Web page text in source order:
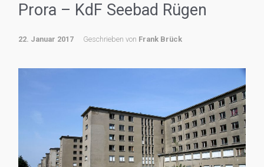
Prora – KdF Seebad Rügen
22. Januar 2017 Geschrieben von Frank Brück